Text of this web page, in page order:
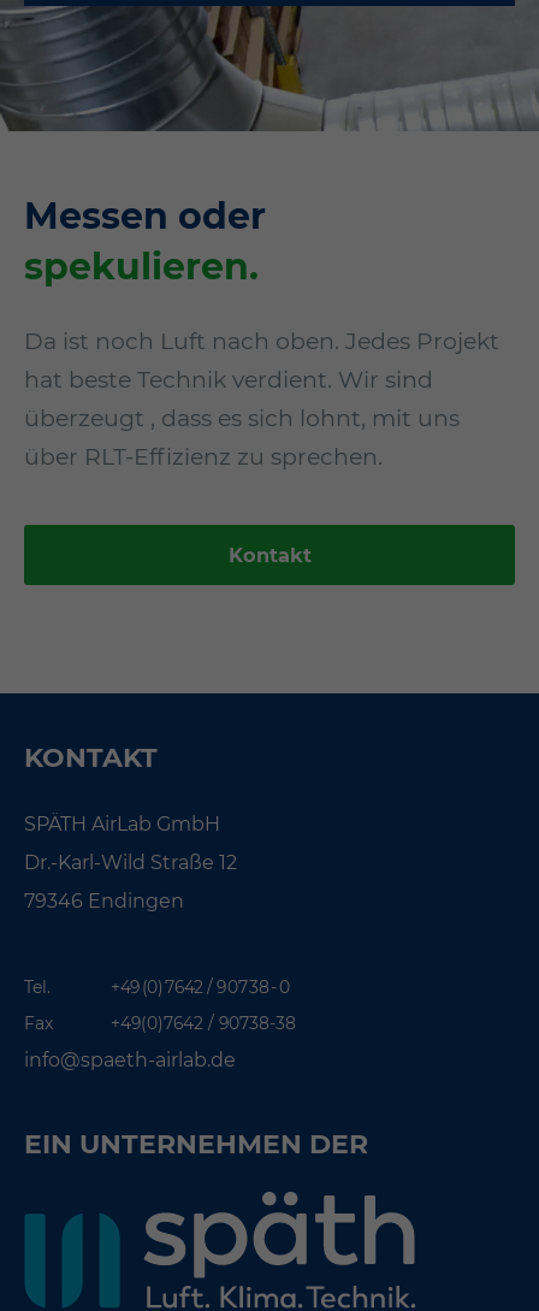
Messen oder
spekulieren.
Da ist noch Luft nach oben. Jedes Projekt
hat beste Technik verdient. Wir sind
überzeugt , dass es sich lohnt, mit uns
über RLT-Effizienz zu sprechen.
Kontakt
KONTAKT
SPÄTH AirLab GmbH
Dr.-Karl-Wild Straße 12
79346 Endingen
Tel.
+49 (0) 7642 / 9 07 38 - 0
Fax
+49(0)7642 / 90738-38
info@spaeth-airlab.de
EIN UNTERNEHMEN DER